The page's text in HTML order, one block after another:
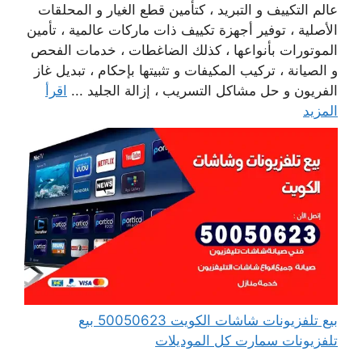
عالم التكييف و التبريد ، كتأمين قطع الغيار و المحلقات
الأصلية ، توفير أجهزة تكييف ذات ماركات عالمية ، تأمين
الموتورات بأنواعها ، كذلك الضاغطات ، خدمات الفحص
و الصيانة ، تركيب المكيفات و تثبيتها بإحكام ، تبديل غاز
الفريون و حل مشاكل التسريب ، إزالة الجليد ... اقرأ
المزيد
بيع تلفزيونات شاشات الكويت 50050623 بيع
تلفزيونات سمارت كل الموديلات